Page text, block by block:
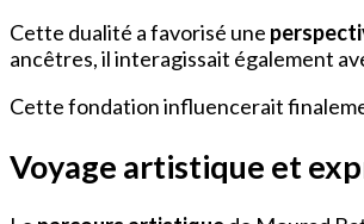
Cette dualité a favorisé une
ancêtres, il interagissait également
Cette fondation influencerait
Voyage artistique et